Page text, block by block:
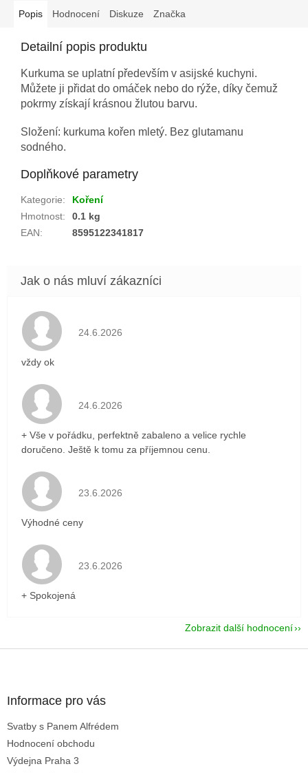
Popis Hodnocení Diskuze Značka
Detailní popis produktu
Kurkuma se uplatní především v asijské kuchyni.
Můžete ji přidat do omáček nebo do rýže, díky čemuž
pokrmy získají krásnou žlutou barvu.
Složení: kurkuma kořen mletý. Bez glutamanu
sodného.
Doplňkové parametry
Kategorie:
Koření
Hmotnost:
0.1 kg
EAN: 8595122341817
Hodnocení obchodu je 5 z 5 hvězdiček.
24.6.2026
vždy ok
Hodnocení obchodu je 5 z 5 hvězdiček.
24.6.2026
+ Vše v pořádku, perfektně zabaleno a velice rychle
doručeno. Ještě k tomu za příjemnou cenu.
Hodnocení obchodu je 5 z 5 hvězdiček.
23.6.2026
Výhodné ceny
Hodnocení obchodu je 5 z 5 hvězdiček.
23.6.2026
+ Spokojená
Zobrazit další hodnocení
Informace pro vás
Svatby s Panem Alfrédem
Hodnocení obchodu
Výdejna Praha 3